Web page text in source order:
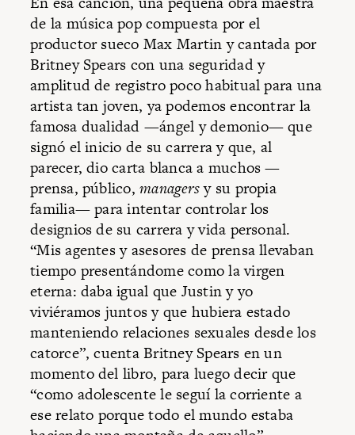
de la música pop compuesta por el
productor sueco Max Martin y cantada por
Britney Spears con una seguridad y
amplitud de registro poco habitual para una
artista tan joven, ya podemos encontrar la
famosa dualidad —ángel y demonio— que
signó el inicio de su carrera y que, al
parecer, dio carta blanca a muchos —
prensa, público,managersy su propia
familia— para intentar controlar los
designios de su carrera y vida personal.
“Mis agentes y asesores de prensa llevaban
tiempo presentándome como la virgen
eterna: daba igual que Justin y yo
viviéramos juntos y que hubiera estado
manteniendo relaciones sexuales desde los
catorce”, cuenta Britney Spears en un
momento del libro, para luego decir que
“como adolescente le seguí la corriente a
ese relato porque todo el mundo estaba